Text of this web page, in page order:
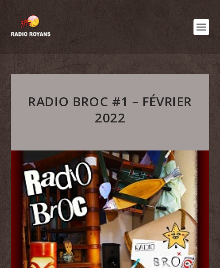
RADIO BROC #1 – FÉVRIER
2022